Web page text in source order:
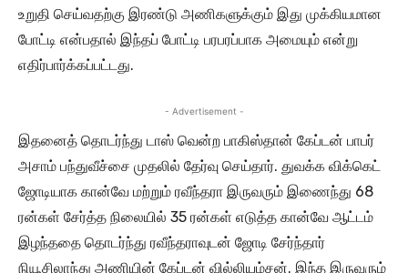
உறுதி செய்வதற்கு இரண்டு அணிகளுக்கும் இது முக்கியமான
போட்டி என்பதால் இந்தப் போட்டி பரபரப்பாக அமையும் என்று
எதிர்பார்க்கப்பட்டது.
- Advertisement -
இதனைத் தொடர்ந்து டாஸ் வென்ற பாகிஸ்தான் கேப்டன் பாபர்
அசாம் பந்துவீச்சை முதலில் தேர்வு செய்தார். துவக்க விக்கெட்
ஜோடியாக கான்வே மற்றும் ரவீந்தரா இருவரும் இணைந்து 68
ரன்கள் சேர்த்த நிலையில் 35 ரன்கள் எடுத்த கான்வே ஆட்டம்
இழந்ததை தொடர்ந்து ரவீந்தராவுடன் ஜோடி சேர்ந்தார்
நியூசிலாந்து அணியின் கேப்டன் வில்லியம்சன். இந்த இருவரும்